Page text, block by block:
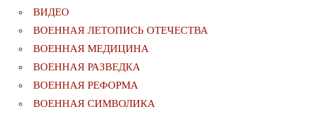
ВИДЕО
ВОЕННАЯ ЛЕТОПИСЬ ОТЕЧЕСТВА
ВОЕННАЯ МЕДИЦИНА
ВОЕННАЯ РАЗВЕДКА
ВОЕННАЯ РЕФОРМА
ВОЕННАЯ СИМВОЛИКА